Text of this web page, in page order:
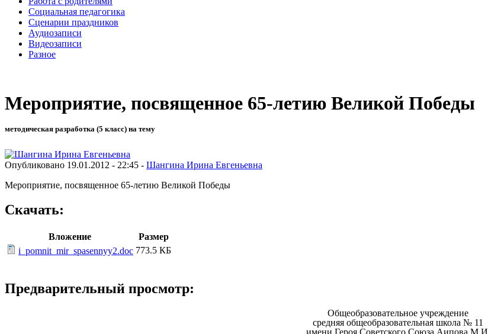
Социальная педагогика
Сценарии праздников
Аудиозаписи
Видеозаписи
Разное
Мероприятие, посвященное 65-летию Великой Победы
методическая разработка (5 класс) на тему
Опубликовано 19.01.2012 - 22:45 - Шангина Ирина Евгеньевна
Мероприятие, посвященное 65-летию Великой Победы
Скачать:
Вложение
Размер
i_pomnit_mir_spasennyy2.doc 773.5 КБ
Предварительный просмотр:
Общеобразовательное учреждение
средняя общеобразовательная школа № 11